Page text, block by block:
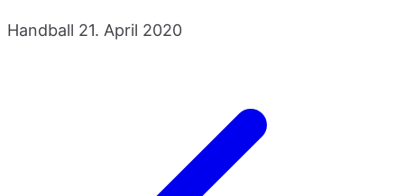
Handball 21. April 2020